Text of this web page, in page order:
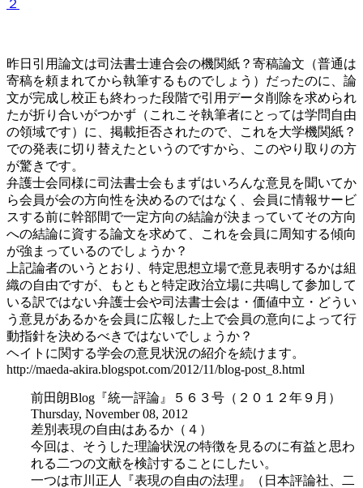
２
昨日引用論文は司法書士連合会の機関紙？寄稿論文（普通は
寄稿を頼まれてから執筆するものでしょう）だったのに、論
文が完成し校正も終わった段階で引用データ削除を求められ
たが折り合いがつかず（これこそ執筆者にとっては学問自由
の領域です）に、掲載拒否されたので、これを大学機関紙？
での発表に切り替えたというのですから、このやり取りの方
が驚きです。
弁護士会同様に司法書士会もまずはいろんな意見を聞いてか
ら会員が会の方向性を決めるのではなく、会員に情報サービ
スする前に幹部間で一定方向の結論が決まっていてその方向
への結論に資する論文を求めて、これを会員に周知する傾向
が強まっているのでしょうか？
上記論者のいうとおり、特定思想立場で意見表明するかは組
織の自由ですが、もともと特定政治立場に共鳴して参加して
いる訳ではない弁護士会や司法書士会は・価値中立・どうい
う意見があるかを会員に広報した上で会員の意向によって行
動指針を決めるべきではないでしょうか？
ヘイトに関する学会の意見状況の紹介を続けます。
http://maeda-akira.blogspot.com/2012/11/blog-post_8.html
前田朗Blog『統一評論』５６３号（２０１２年９月）
Thursday, November 08, 2012
差別表現の自由はあるか（４）
今回は、そうした理論状況の特徴を見るのに有益と思わ
れる二つの文献を検討することにしたい。
一つは市川正人『表現の自由の法理』（日本評論社、二